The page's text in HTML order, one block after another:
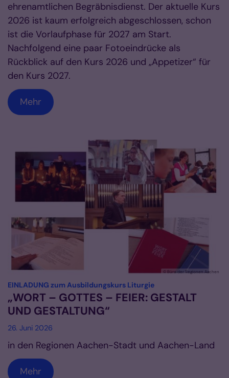
ehrenamtlichen Begräbnisdienst. Der aktuelle Kurs
2026 ist kaum erfolgreich abgeschlossen, schon
ist die Vorlaufphase für 2027 am Start.
Nachfolgend eine paar Fotoeindrücke als
Rückblick auf den Kurs 2026 und „Appetizer“ für
den Kurs 2027.
Mehr
© Büro der Regionen Aachen
EINLADUNG zum Ausbildungskurs Liturgie:
„WORT – GOTTES – FEIER: GESTALT
UND GESTALTUNG“
26. Juni 2026
in den Regionen Aachen-Stadt und Aachen-Land
Mehr